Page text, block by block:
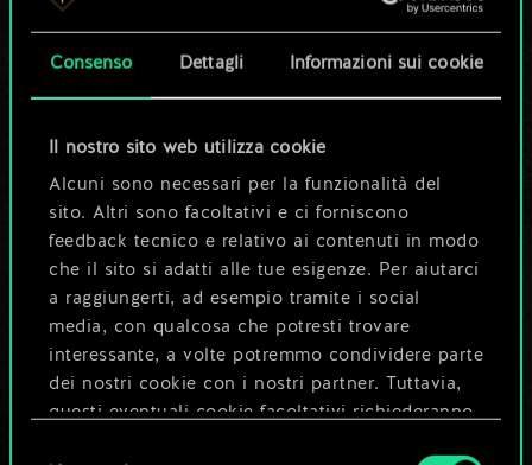
Consenso Dettagli Informazioni sui cookie
Il nostro sito web utilizza cookie
Alcuni sono necessari per la funzionalità del
sito. Altri sono facoltativi e ci forniscono
feedback tecnico e relativo ai contenuti in modo
che il sito si adatti alle tue esigenze. Per aiutarci
a raggiungerti, ad esempio tramite i social
media, con qualcosa che potresti trovare
interessante, a volte potremmo condividere parte
dei nostri cookie con i nostri partner. Tuttavia,
questi eventuali cookie facoltativi richiederanno
Per ora, è solo un
set di carte
Ma può diventare
molto altro!
guida
Modifica mazzo